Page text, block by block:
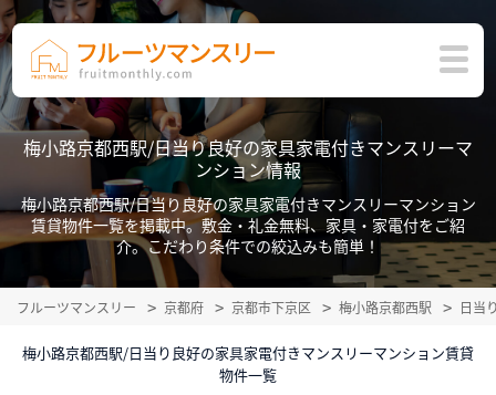
梅小路京都西駅/日当り良好の家具家電付きマンスリーマ
ンション情報
梅小路京都西駅/日当り良好の家具家電付きマンスリーマンション
賃貸物件一覧を掲載中。敷金・礼金無料、家具・家電付をご紹
介。こだわり条件での絞込みも簡単！
フルーツマンスリー 京都府 京都市下京区 梅小路京都西駅 日当
梅小路京都西駅/日当り良好の家具家電付きマンスリーマンション賃貸
物件一覧